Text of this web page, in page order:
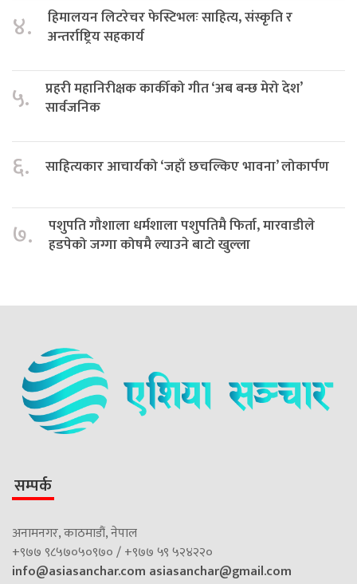
४.
हिमालयन लिटरेचर फेस्टिभलः साहित्य, संस्कृति र
अन्तर्राष्ट्रिय सहकार्य
५.
प्रहरी महानिरीक्षक कार्कीको गीत ‘अब बन्छ मेरो देश’
सार्वजनिक
६. साहित्यकार आचार्यको ‘जहाँ छचल्किए भावना’ लोकार्पण
७.
पशुपति गौशाला धर्मशाला पशुपतिमै फिर्ता, मारवाडीले
हडपेको जग्गा कोषमै ल्याउने बाटो खुल्ला
सम्पर्क
अनामनगर, काठमाडौं, नेपाल
+९७७ ९८५७०५०९७० / +९७७ ५९ ५२४२२०
info@asiasanchar.com asiasanchar@gmail.com